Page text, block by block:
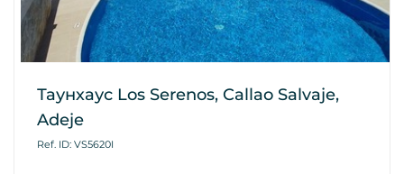
Таунхаус Los Serenos, Callao Salvaje,
Adeje
Ref. ID: VS5620I